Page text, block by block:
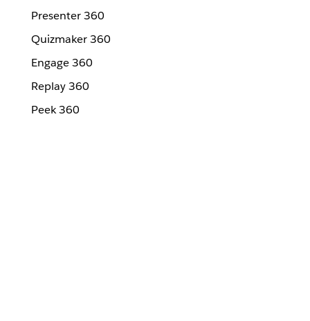
Presenter 360
Quizmaker 360
Engage 360
Replay 360
Peek 360